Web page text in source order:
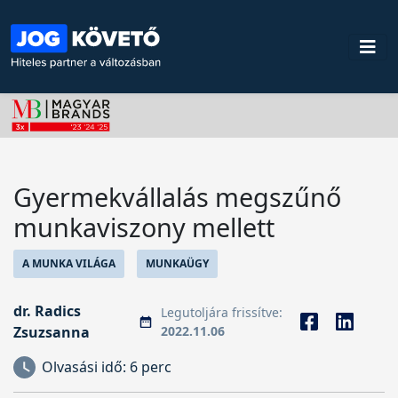
Gyermekvállalás megszűnő
munkaviszony mellett
A MUNKA VILÁGA MUNKAÜGY
dr. Radics
Zsuzsanna
Legutoljára frissítve:
2022.11.06
Olvasási idő: 6 perc